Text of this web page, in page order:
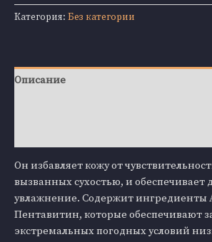
Juliette
Armand
Hydra
Категория: Без категории
Описание
Он избавляет кожу от
вызванных сухостью, и обеспечивает
увлажнение. Содержит ингредиенты
Пентавитин, которые обеспечивают
экстремальных погодных условий